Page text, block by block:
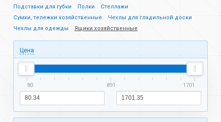
Подставки для губки
Полки
Стеллажи
Сумки, тележки хозяйственные
Чехлы для гладильной доски
Чехлы для одежды
Ящики хозяйственные
Цена
80 891 1701